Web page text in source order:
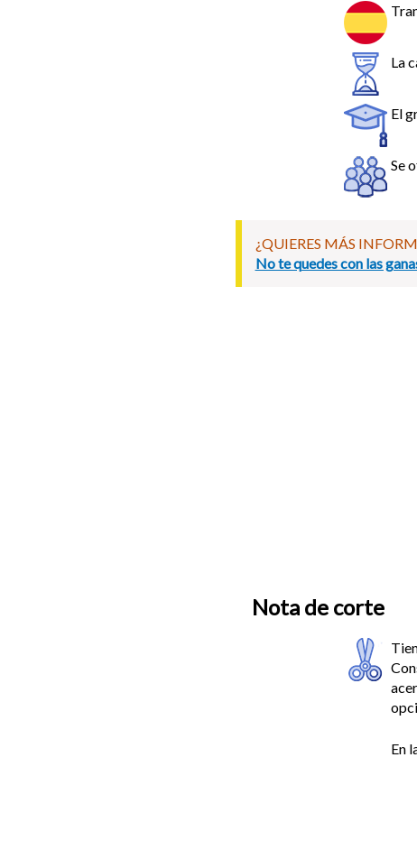
La
El
Se
¿QUIERES MÁS
No te quedes con las
Nota de corte
En